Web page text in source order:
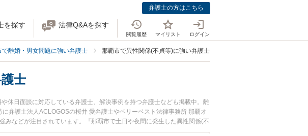
弁護士の方はこちら
を探す 法律Q&Aを探す
閲覧履歴 マイリスト ログイン
で離婚・男女問題に強い弁護士 那覇市で異性関係(不貞等)に強い弁護士
士
休日面談に対応している弁護士、解決事例を持つ弁護士なども掲載中。離
弁護士法人ACLOGOSの桜井 愛弁護士やベリーベスト法律事務所 那覇オ
などが注目されています。『那覇市で土日や夜間に発生した異性関係(不
ラブル解決の実績豊富な近くの弁護士を検索したい』『初回相談無料で異